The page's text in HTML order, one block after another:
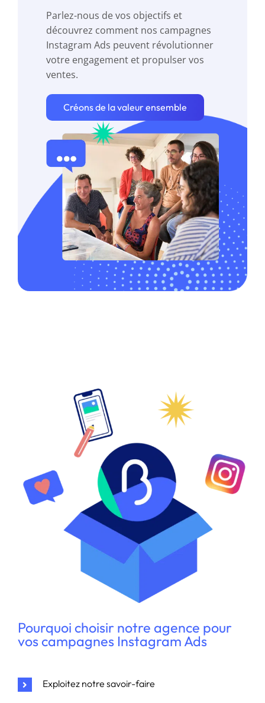
Parlez-nous de vos objectifs et
découvrez comment nos campagnes
Instagram Ads peuvent révolutionner
votre engagement et propulser vos
ventes.
Créons de la valeur ensemble
Pourquoi choisir notre agence pour
vos campagnes Instagram Ads
Exploitez notre savoir-faire